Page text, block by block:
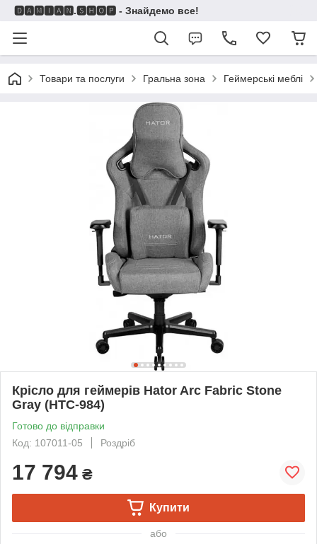
🅳🅰🅼🅸🅰🅽.🆂🅷🅾🅿 - Знайдемо все!
Товари та послуги Гральна зона Геймерські меблі
Крісло для геймерів Hator Arc Fabric Stone
Gray (HTC-984)
Готово до відправки
Код: 107011-05
Роздріб
17 794 ₴
Купити
або